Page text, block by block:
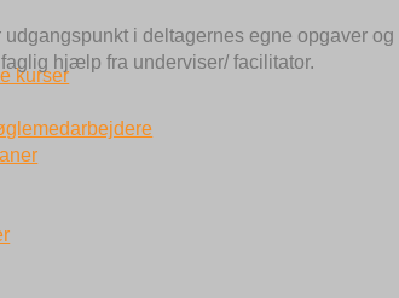
kurser
i deltagernes egne opgaver
hjælp fra underviser/ facilitator.